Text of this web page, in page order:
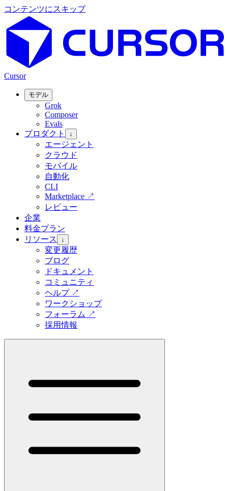
コンテンツにスキップ
Cursor
モデル
Grok
Composer
Evals
プロダクト
↓
エージェント
クラウド
モバイル
自動化
CLI
Marketplace ↗
レビュー
企業
料金プラン
リソース
↓
変更履歴
ブログ
ドキュメント
コミュニティ
ヘルプ↗
ワークショップ
フォーラム ↗
採用情報